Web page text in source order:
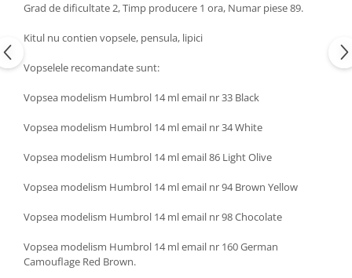
Grad de dificultate 2, Timp producere 1 ora, Numar piese 89.
Kitul nu contien vopsele, pensula, lipici
Vopselele recomandate sunt:
Vopsea modelism Humbrol 14 ml email nr 33 Black
Vopsea modelism Humbrol 14 ml email nr 34 White
Vopsea modelism Humbrol 14 ml email 86 Light Olive
Vopsea modelism Humbrol 14 ml email nr 94 Brown Yellow
Vopsea modelism Humbrol 14 ml email nr 98 Chocolate
Vopsea modelism Humbrol 14 ml email nr 160 German
Camouflage Red Brown.